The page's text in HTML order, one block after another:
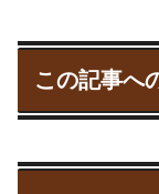
この記事へ